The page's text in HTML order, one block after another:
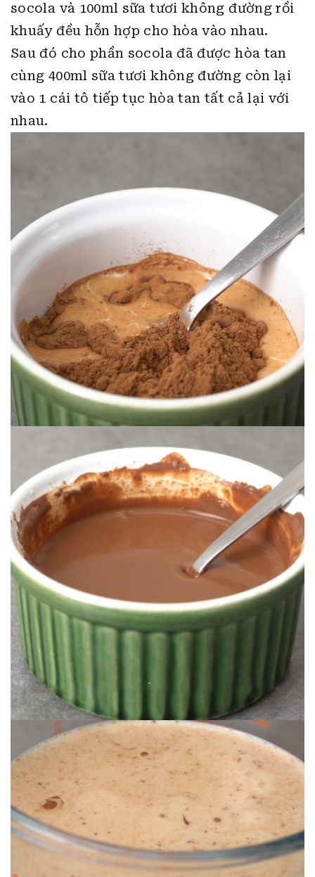
socola và 100ml sữa tươi không đường rồi
khuấy đều hỗn hợp cho hòa vào nhau.
Sau đó cho phần socola đã được hòa tan
cùng 400ml sữa tươi không đường còn lại
vào 1 cái tô tiếp tục hòa tan tất cả lại với
nhau.